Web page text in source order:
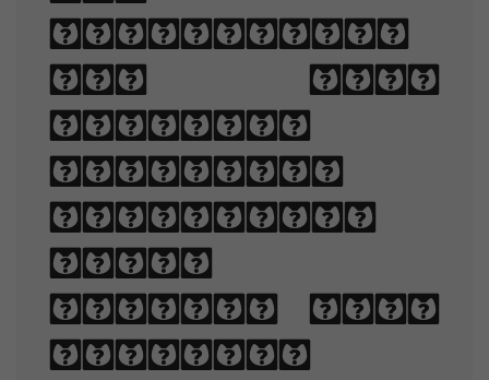
arrangement
of type
involves
selecting
typefaces,
point
sizes, line
lengths,